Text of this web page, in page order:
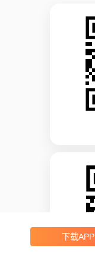
下载APP